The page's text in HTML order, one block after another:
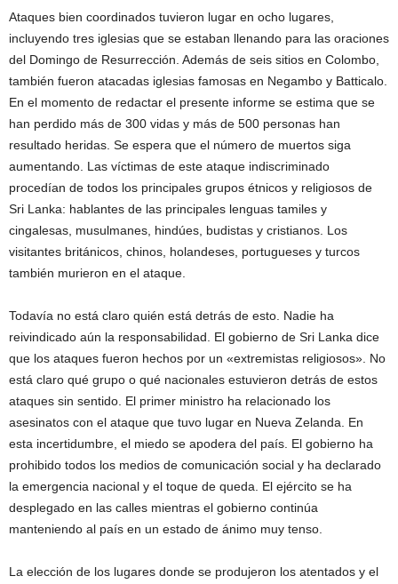
Ataques bien coordinados tuvieron lugar en ocho lugares,
incluyendo tres iglesias que se estaban llenando para las oraciones
del Domingo de Resurrección. Además de seis sitios en Colombo,
también fueron atacadas iglesias famosas en Negambo y Batticalo.
En el momento de redactar el presente informe se estima que se
han perdido más de 300 vidas y más de 500 personas han
resultado heridas. Se espera que el número de muertos siga
aumentando. Las víctimas de este ataque indiscriminado
procedían de todos los principales grupos étnicos y religiosos de
Sri Lanka: hablantes de las principales lenguas tamiles y
cingalesas, musulmanes, hindúes, budistas y cristianos. Los
visitantes británicos, chinos, holandeses, portugueses y turcos
también murieron en el ataque.
Todavía no está claro quién está detrás de esto. Nadie ha
reivindicado aún la responsabilidad. El gobierno de Sri Lanka dice
que los ataques fueron hechos por un «extremistas religiosos». No
está claro qué grupo o qué nacionales estuvieron detrás de estos
ataques sin sentido. El primer ministro ha relacionado los
asesinatos con el ataque que tuvo lugar en Nueva Zelanda. En
esta incertidumbre, el miedo se apodera del país. El gobierno ha
prohibido todos los medios de comunicación social y ha declarado
la emergencia nacional y el toque de queda. El ejército se ha
desplegado en las calles mientras el gobierno continúa
manteniendo al país en un estado de ánimo muy tenso.
La elección de los lugares donde se produjeron los atentados y el